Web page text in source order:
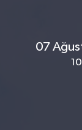
07